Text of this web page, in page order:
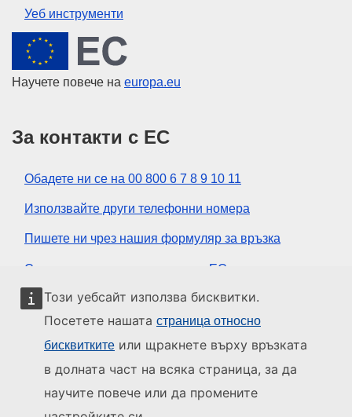
Този уебсайт използва бисквитки.
Посетете нашата страница относно
бисквитките или щракнете върху връзката
в долната част на всяка страница, за да
научите повече или да промените
Уеб инструменти
Европейски съюз
Научете повече на europa.eu
За контакти с ЕС
Обадете ни се на 00 800 6 7 8 9 10 11
Използвайте други телефонни номера
Пишете ни чрез нашия формуляр за връзка
Срещнете се с нас в център на ЕС
Социални медии
Институции и органи на ЕС